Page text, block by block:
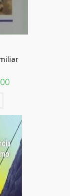
Rango
de
hasta
$20,000.00
varias
variantes.
opciones
se
pueden
elegir
en
la
página
del
producto